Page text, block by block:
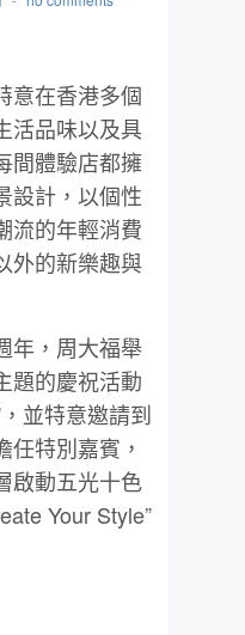
意在香港多個
活品味以及具
間體驗店都擁
設計，以個性
流的年輕消費
外的新樂趣與
年，周大福舉
題的慶祝活動
並特意邀請到
任特別嘉賓，
啟動五光十色
Your Style”